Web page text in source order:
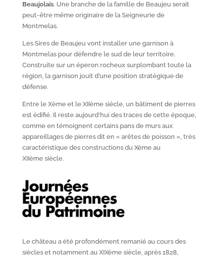
Beaujolais. Une branche de la famille de Beaujeu serait
peut-être même originaire de la Seigneurie de
Montmelas.
Les Sires de Beaujeu vont installer une garnison à
Montmelas pour défendre le sud de leur territoire.
Construite sur un éperon rocheux surplombant toute la
région, la garnison jouit d’une position stratégique de
défense.
Entre le Xèmeet le XIIèmesiècle, un bâtiment de pierres
est édifié. Il reste aujourd’hui des traces de cette époque,
comme en témoignent certains pans de murs aux
appareillages de pierres dit en « arêtes de poisson », très
caractéristique des constructions du Xèmeau
XIIèmesiècle.
Le château a été profondément remanié au cours des
siècles et notamment au XIXèmesiècle, après 1828,